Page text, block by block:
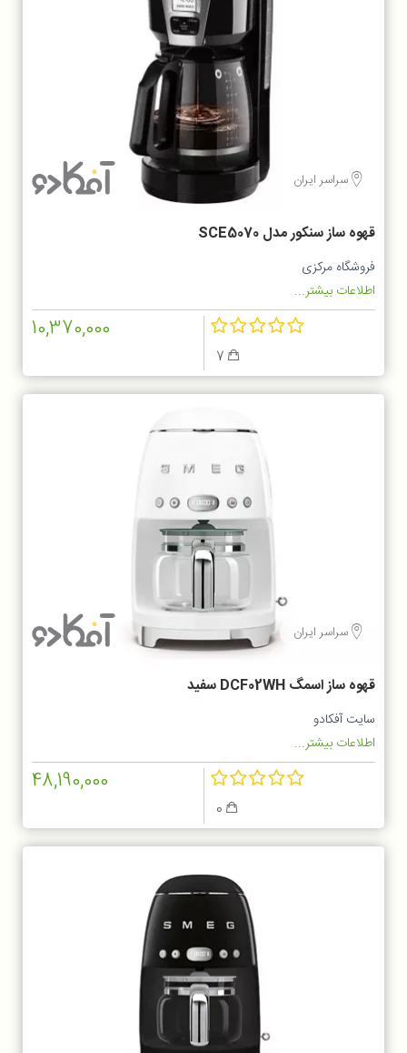
سراسر ایران
قهوه ساز سنکور مدل SCE5070
فروشگاه مرکزی
اطلاعات بیشتر...
7
10,370,000
سراسر ایران
قهوه ساز اسمگ DCF02WH سفید
سایت آفکادو
اطلاعات بیشتر...
0
48,190,000